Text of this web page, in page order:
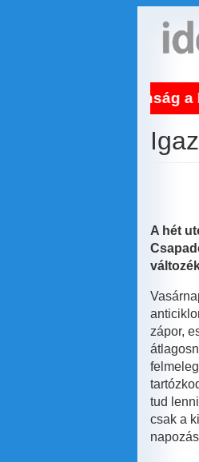
a Meteo
A hét
zápor,
tud
csak a